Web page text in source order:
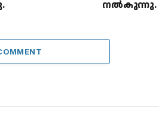
നൽകുന്നു.